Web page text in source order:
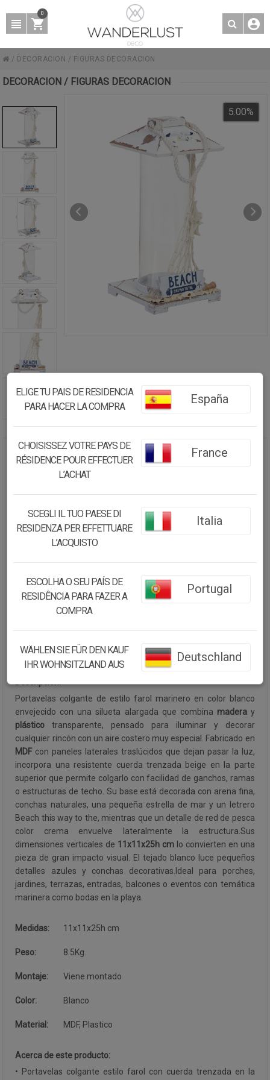
0
/ DECORACION / FIGURAS DECORACION
DECORACION / FIGURAS DECORACION
PORTAVELAS COLGANTE DE
MADERA BLANCO 11X11X25H CM
5.00%
15.71€
Disponibilidad:
Colección: MARINA VER ARTÍCULOS COLECCIÓN
Descripción:
Portavelas colgante de estilo farol marinero en color blanco
envejecido con una silueta alargada que combina maderay
plástico transparente, pensado para iluminar y decorar
cualquier rincón con un aire costero muy especial. Fabricado en
MDFcon paneles laterales traslúcidos que dejan pasar la luz,
incorpora una resistente cuerda trenzada beige en la parte
superior que permite colgarlo con facilidad de ganchos, ramas
o estructuras de techo. Su base está decorada con arena fina,
conchas naturales, una pequeña estrella de mar y un letrero
Beach this way to the, mientras que un detalle de red de pesca
color crema envuelve lateralmente la estructura.Sus
dimensiones verticales de 11x11x25h cm lo convierten en una
pieza de gran impacto visual. El tejado blanco luce pequeños
detalles azules y conchas decorativas.Ideal para porches,
jardines, terrazas, entradas, balcones o eventos con temática
marinera como bodas en la playa.
Medidas: 11x11x25h cm
Peso: 8.5Kg.
Montaje: Viene montado
Color: Blanco
Material: MDF, Plastico
Acerca de este producto:
• Portavelas colgante estilo farol con cuerda trenzada en la
ELIGE TU PAIS DE RESIDENCIA
PARA HACER LA COMPRA
España
CHOISISSEZ VOTRE PAYS DE
RÉSIDENCE POUR EFFECTUER
L’ACHAT
France
SCEGLI IL TUO PAESE DI
RESIDENZA PER EFFETTUARE
L’ACQUISTO
Italia
ESCOLHA O SEU PAÍS DE
RESIDÊNCIA PARA FAZER A
COMPRA
Portugal
WÄHLEN SIE FÜR DEN KAUF
IHR WOHNSITZLAND AUS
Deutschland